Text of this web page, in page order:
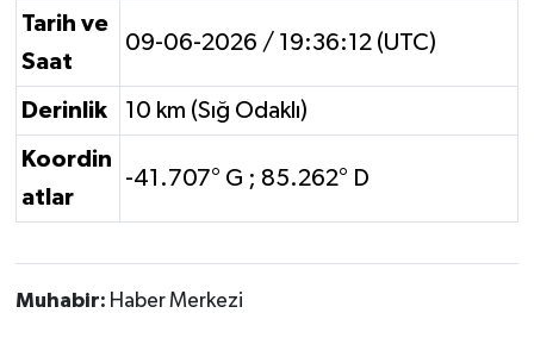
Tarih ve
Saat
09-06-2026 / 19:36:12 (UTC)
Derinlik 10 km (Sığ Odaklı)
Koordin
atlar
-41.707° G ; 85.262° D
Muhabir: Haber Merkezi